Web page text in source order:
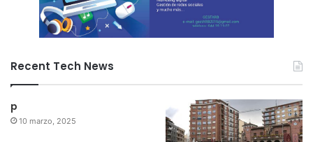
Recent Tech News
p
10 marzo, 2025